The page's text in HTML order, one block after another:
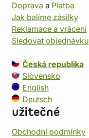
Doprava a Platba
Jak balíme zásilky
Reklamace a vrácení
Sledovat objednávku
Česká republika
Slovensko
English
Deutsch
užitečné
Obchodní podmínky